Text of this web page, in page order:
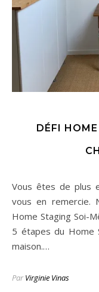
DÉFI
Vous êtes de plus en plus nombreux à me suivre, et je
vous en remercie.
Home Staging Soi-
5 étapes du Home
maison.…
ParVirginie Vinas